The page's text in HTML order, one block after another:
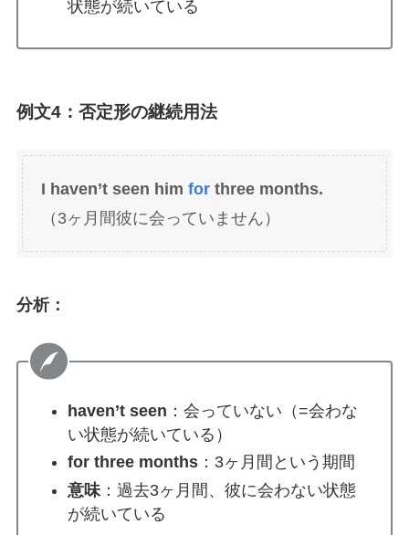
状態が続いている
例文4：否定形の継続用法
I haven’t seen him for three months.
（3ヶ月間彼に会っていません）
分析：
haven’t seen ：会っていない（=会わな
い状態が続いている）
for three months：3ヶ月間という期間
意味：過去3ヶ月間、彼に会わない状態
が続いている